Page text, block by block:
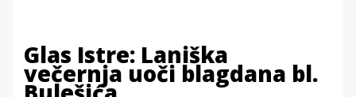
Glas Istre: Laniška
večernja uoči blagdana bl.